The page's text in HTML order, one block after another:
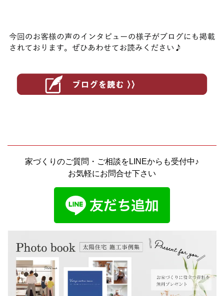
家づくりのご質問・ご相談をLINEからも受付中♪
お気軽にお問合せ下さい